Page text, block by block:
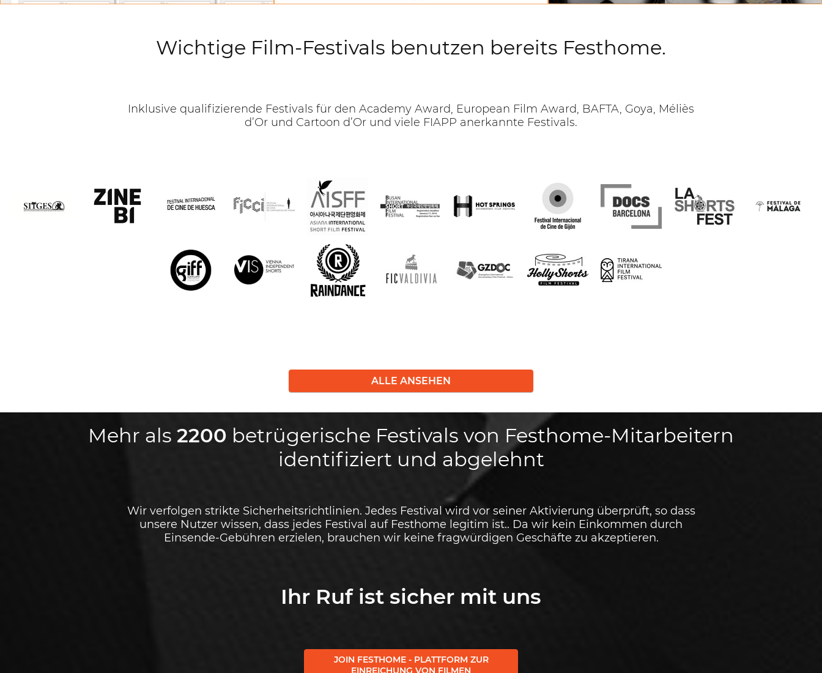
Qualität
Sie die grundlegenden Informationen auf einen Blick
Wichtige Film-Festivals benutzen bereits Festhome.
Inklusive qualifizierende Festivals für den Academy Award, European Film Award, BAFTA, Goya, Méliès
d’Or und Cartoon d’Or und viele FIAPP anerkannte Festivals.
ALLE ANSEHEN
Mehr als 2200 betrügerische Festivals von Festhome-Mitarbeitern
identifiziert und abgelehnt
Wir verfolgen strikte Sicherheitsrichtlinien. Jedes Festival wird vor seiner Aktivierung überprüft, so dass
unsere Nutzer wissen, dass jedes Festival auf Festhome legitim ist.. Da wir kein Einkommen durch
Einsende-Gebühren erzielen, brauchen wir keine fragwürdigen Geschäfte zu akzeptieren.
Ihr Ruf ist sicher mit uns
JOIN FESTHOME - PLATTFORM ZUR
EINREICHUNG VON FILMEN